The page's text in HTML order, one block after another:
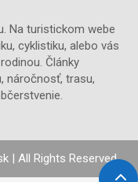
Na turistickom webe
cyklistiku, alebo vás
Články
náročnosť, trasu,
| All Rights Reserved